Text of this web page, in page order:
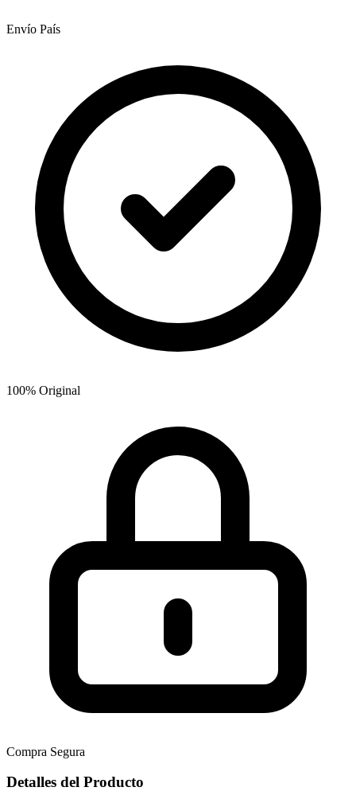
Envío País
100% Original
Compra Segura
Detalles del Producto